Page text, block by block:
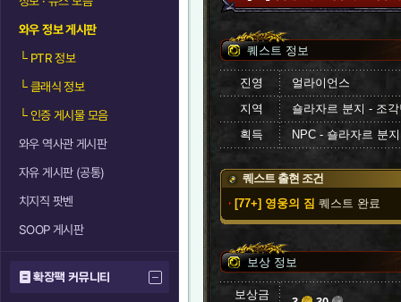
와우 정보 게시판
└PTR 정보
└클래식 정보
└인증 게시물 모음
와우 역사관 게시판
자유 게시판 (공통)
치지직 팟벤
SOOP 게시판
확장팩 커뮤니티
퀘스트 정보
진영
얼라이언스
지역
숄라자르 분지 - 조
획득
NPC - 숄라자르 분
퀘스트 출현 조건
[77+] 영웅의 짐 퀘스트 완료
보상 정보
보상금